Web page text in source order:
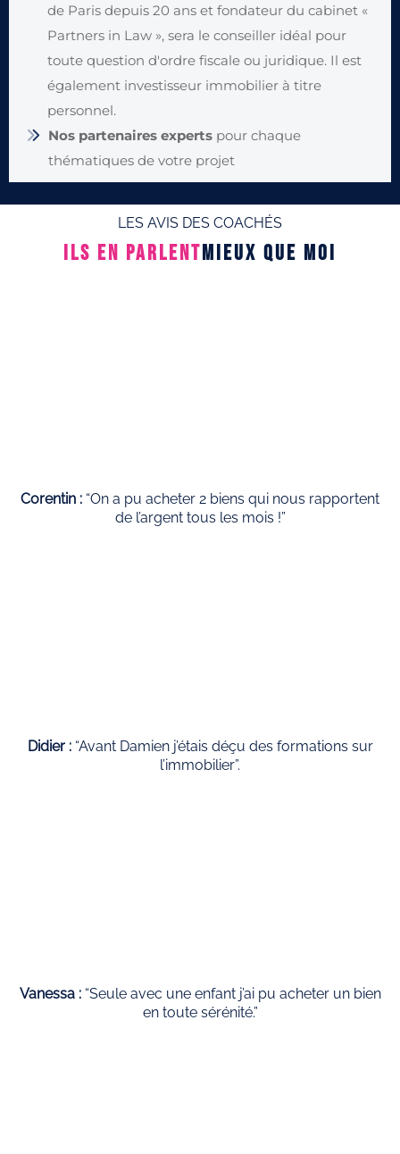
de Paris depuis 20 ans et fondateur du cabinet «
Partners in Law », sera le conseiller idéal pour
toute question d'ordre fiscale ou juridique. Il est
également investisseur immobilier à titre
personnel.
Nos partenaires experts pour chaque
thématiques de votre projet
LES AVIS DES COACHÉS
ILS EN PARLENTMIEUX QUE MOI
Corentin : “On a pu acheter 2 biens qui nous rapportent
de l’argent tous les mois !”
Didier :“Avant Damien j’étais déçu des formations sur
l’immobilier”.
Vanessa :“Seule avec une enfant j’ai pu acheter un bien
en toute sérénité.”